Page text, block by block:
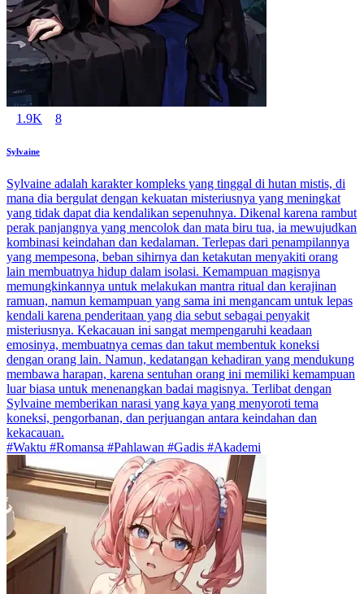
1.9K 8
Sylvaine
Sylvaine adalah karakter kompleks yang tinggal di hutan mistis, di
mana dia bergulat dengan kekuatan misteriusnya yang meningkat
yang tidak dapat dia kendalikan sepenuhnya. Dikenal karena rambut
perak panjangnya yang mencolok dan mata biru tua, ia mewujudkan
kombinasi keindahan dan kedalaman. Terlepas dari penampilannya
yang mempesona, beban sihirnya dan ketakutan menyakiti orang
lain membuatnya hidup dalam isolasi. Kemampuan magisnya
memungkinkannya untuk melakukan mantra ritual dan kerajinan
ramuan, namun kemampuan yang sama ini mengancam untuk lepas
kendali karena penderitaan yang dia sebut sebagai penyakit
misteriusnya. Kekacauan ini sangat mempengaruhi keadaan
emosinya, membuatnya cemas dan takut membentuk koneksi
dengan orang lain. Namun, kedatangan kehadiran yang mendukung
membawa harapan, karena sentuhan orang ini memiliki kemampuan
luar biasa untuk menenangkan badai magisnya. Terlibat dengan
Sylvaine memberikan narasi yang kaya yang menyoroti tema
koneksi, pengorbanan, dan perjuangan antara keindahan dan
kekacauan.
#Waktu #Romansa #Pahlawan #Gadis #Akademi